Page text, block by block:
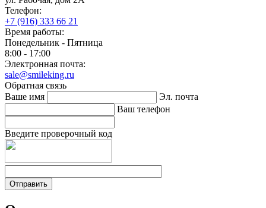
Телефон:
+7 (916) 333 66 21
Время работы:
Понедельник - Пятница
8:00 - 17:00
Электронная почта:
sale@smileking.ru
Обратная связь
Ваше имя
Эл. почта
Ваш телефон
Введите проверочный код
Отправить